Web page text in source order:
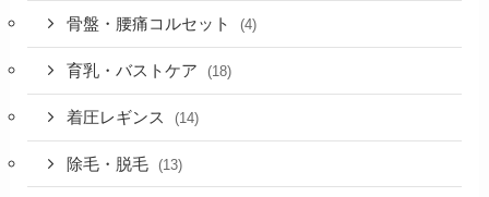
骨盤・腰痛コルセット (4)
育乳・バストケア (18)
着圧レギンス (14)
除毛・脱毛 (13)